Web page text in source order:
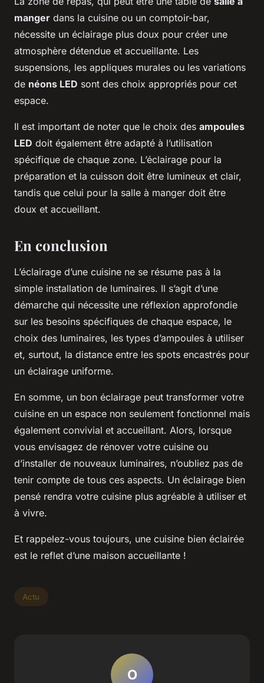
manger dans la cuisine ou un comptoir-bar,
nécessite un éclairage plus doux pour créer une
atmosphère détendue et accueillante. Les
suspensions, les appliques murales ou les variations
de néons LED sont des choix appropriés pour cet
espace.
Il est important de noter que le choix des ampoules
LED doit également être adapté à l’utilisation
spécifique de chaque zone. L’éclairage pour la
préparation et la cuisson doit être lumineux et clair,
tandis que celui pour la salle à manger doit être
doux et accueillant.
En conclusion
L’éclairage d’une cuisine ne se résume pas à la
simple installation de luminaires. Il s’agit d’une
démarche qui nécessite une réflexion approfondie
sur les besoins spécifiques de chaque espace, le
choix des luminaires, les types d’ampoules à utiliser
et, surtout, la distance entre les spots encastrés pour
un éclairage uniforme.
En somme, un bon éclairage peut transformer votre
cuisine en un espace non seulement fonctionnel mais
également convivial et accueillant. Alors, lorsque
vous envisagez de rénover votre cuisine ou
d’installer de nouveaux luminaires, n’oubliez pas de
tenir compte de tous ces aspects. Un éclairage bien
pensé rendra votre cuisine plus agréable à utiliser et
à vivre.
Et rappelez-vous toujours, une cuisine bien éclairée
est le reflet d’une maison accueillante !
Actu
O